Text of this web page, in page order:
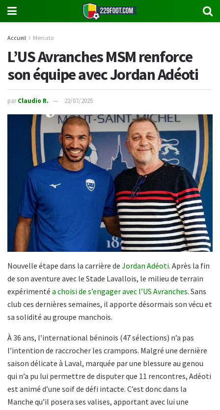
Accueil Mercato
L’US Avranches MSM renforce
son équipe avec Jordan Adéoti
par Claudio R. 22/07/2025
Nouvelle étape dans la carrière de Jordan Adéoti. Après la fin
de son aventure avec le Stade Lavallois, le milieu de terrain
expérimenté a choisi de s’engager avec l’US Avranches. Sans
club ces dernières semaines, il apporte désormais son vécu et
sa solidité au groupe manchois.
À 36 ans, l’international béninois (47 sélections) n’a pas
l’intention de raccrocher les crampons. Malgré une dernière
saison délicate à Laval, marquée par une blessure au genou
qui n’a pu lui permettre de disputer que 11 rencontres, Adéoti
est animé d’une soif de défi intacte. C’est donc dans la
Manche qu’il posera ses valises, apportant avec lui une